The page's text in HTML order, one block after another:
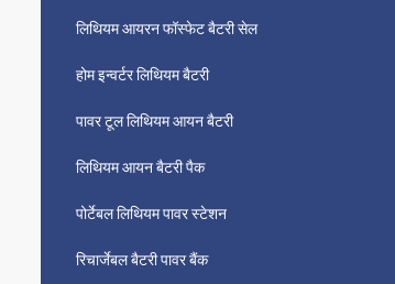
लिथियम आयरन फॉस्फेट बैटरी सेल
होम इन्वर्टर लिथियम बैटरी
पावर टूल लिथियम आयन बैटरी
लिथियम आयन बैटरी पैक
पोर्टेबल लिथियम पावर स्टेशन
रिचार्जेबल बैटरी पावर बैंक